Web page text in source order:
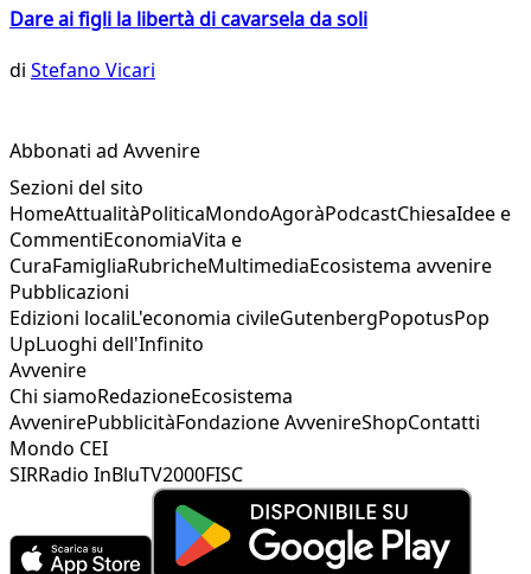
Dare ai figli la libertà di cavarsela da soli
di Stefano Vicari
Abbonati ad Avvenire
Sezioni del sito
HomeAttualitàPoliticaMondoAgoràPodcastChiesaIdee e
CommentiEconomiaVita e
CuraFamigliaRubricheMultimediaEcosistema avvenire
Pubblicazioni
Edizioni localiL'economia civileGutenbergPopotusPop
UpLuoghi dell'Infinito
Avvenire
Chi siamoRedazioneEcosistema
AvvenirePubblicitàFondazione AvvenireShopContatti
Mondo CEI
SIRRadio InBluTV2000FISC